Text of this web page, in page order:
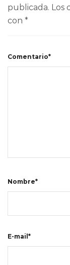
publicada. Los
con *
Comentario*
Nombre*
E-mail*